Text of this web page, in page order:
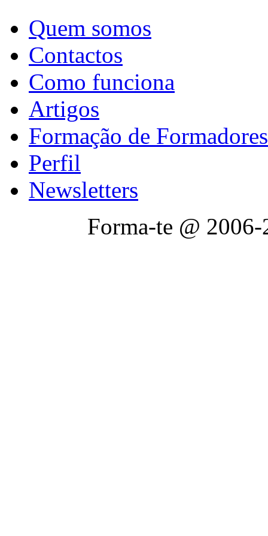
Quem somos
Contactos
Como funciona
Artigos
Formação de Formadores
Perfil
Newsletters
Forma-te @